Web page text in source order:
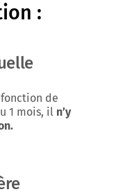
:
de
1 mois, il n’y